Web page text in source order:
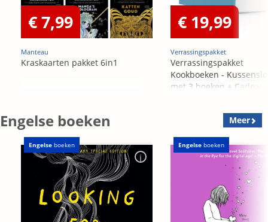
€ 7,99
Manteau
Kraskaarten pakket 6in1
€ 19,99
Verrassingspakket
Verrassingspakket
Kookboeken -
met 3 boeken + Cadeau
Engelse boeken Meer
Engelse boeken Engelse boeken